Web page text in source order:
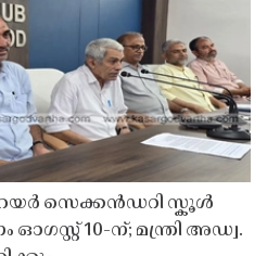
സെക്കൻഡറി സ്കൂൾ
ഓഗസ്റ്റ് 10-ന്; മന്ത്രി അഡ്വ.